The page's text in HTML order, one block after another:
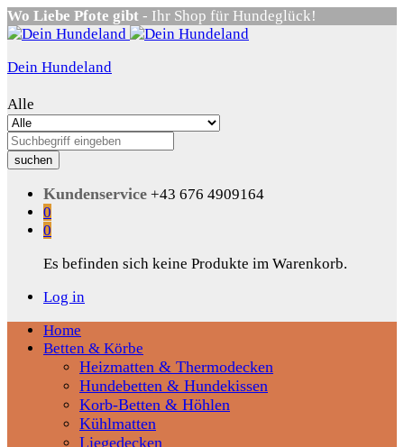
Wo Liebe Pfote gibt - Ihr Shop für Hundeglück!
Dein Hundeland
Alle
suchen
Kundenservice +43 676 4909164
0
0
Es befinden sich keine Produkte im Warenkorb.
Log in
Home
Betten & Körbe
Heizmatten & Thermodecken
Hundebetten & Hundekissen
Korb-Betten & Höhlen
Kühlmatten
Liegedecken